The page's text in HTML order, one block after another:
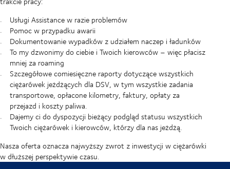
Usługi Assistance w razie problemów
Pomoc w przypadku awarii
Dokumentowanie wypadków z udziałem naczep i ładunków
To my dzwonimy do ciebie i Twoich kierowców – więc płacisz
mniej za roaming
Szczegółowe comiesięczne raporty dotyczące wszystkich
ciężarówek jeżdżących dla DSV, w tym wszystkie zadania
transportowe, opłacone kilometry, faktury, opłaty za
przejazd i koszty paliwa.
Dajemy ci do dyspozycji bieżący podgląd statusu wszystkich
Twoich ciężarówek i kierowców, którzy dla nas jeżdżą.
Nasza oferta oznacza najwyższy zwrot z inwestycji w ciężarówki
w dłuższej perspektywie czasu.